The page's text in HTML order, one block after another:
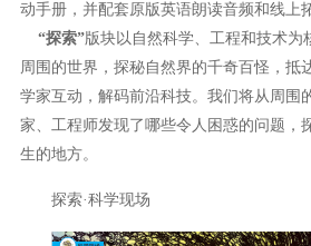
动手册，并配套原版英语朗读音频和线上
“探索”版块以自然科学、工程和技术为
周围的世界，探秘自然界的千奇百怪，抵
学家互动，解码前沿科技。我们将从周围
家、工程师发现了哪些令人困惑的问题
生的地方。
探索·科学现场